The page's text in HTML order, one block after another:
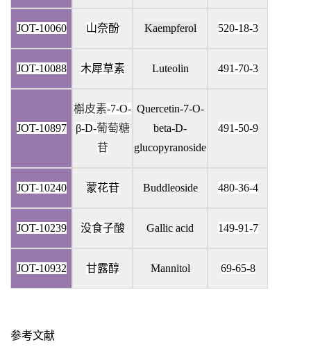
JOT-10060 山奈酚 Kaempferol 520-18-3
JOT-10088 木犀草素 Luteolin 491-70-3
JOT-10897
槲皮素-7-O-
β-D-葡萄糖
苷
Quercetin-7-O-
beta-D-
glucopyranoside
491-50-9
JOT-10240 蒙花苷 Buddleoside 480-36-4
JOT-10239 没食子酸 Gallic acid 149-91-7
JOT-10932 甘露醇 Mannitol 69-65-8
参考文献